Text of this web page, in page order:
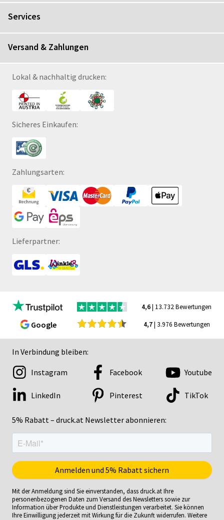
Services
Versand & Zahlungen
Lokal & nachhaltig drucken:
Sicheres Einkaufen:
Zahlungsarten:
Lieferpartner:
4,6| 13.732 Bewertungen
Google 4,7| 3.976 Bewertungen
In Verbindung bleiben:
5% Rabatt – druck.at Newsletter abonnieren:
Instagram Facebook Youtube
LinkedIn Pinterest TikTok
Mit der Anmeldung sind Sie einverstanden, dass druck.at Ihre
personenbezogenen Daten zum Versand des Newsletters sowie zur
Information über Produkte und Dienstleistungen verarbeitet. Sie können
Ihre Einwilligung jederzeit mit Wirkung für die Zukunft widerrufen. Weitere